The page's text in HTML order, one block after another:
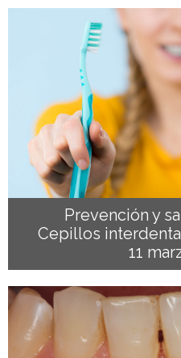
Prevención y
Cepillos
11